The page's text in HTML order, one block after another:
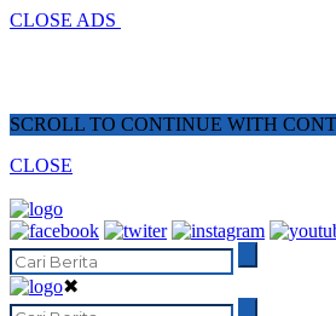
CLOSE ADS
SCROLL TO CONTINUE WITH
CLOSE
✖